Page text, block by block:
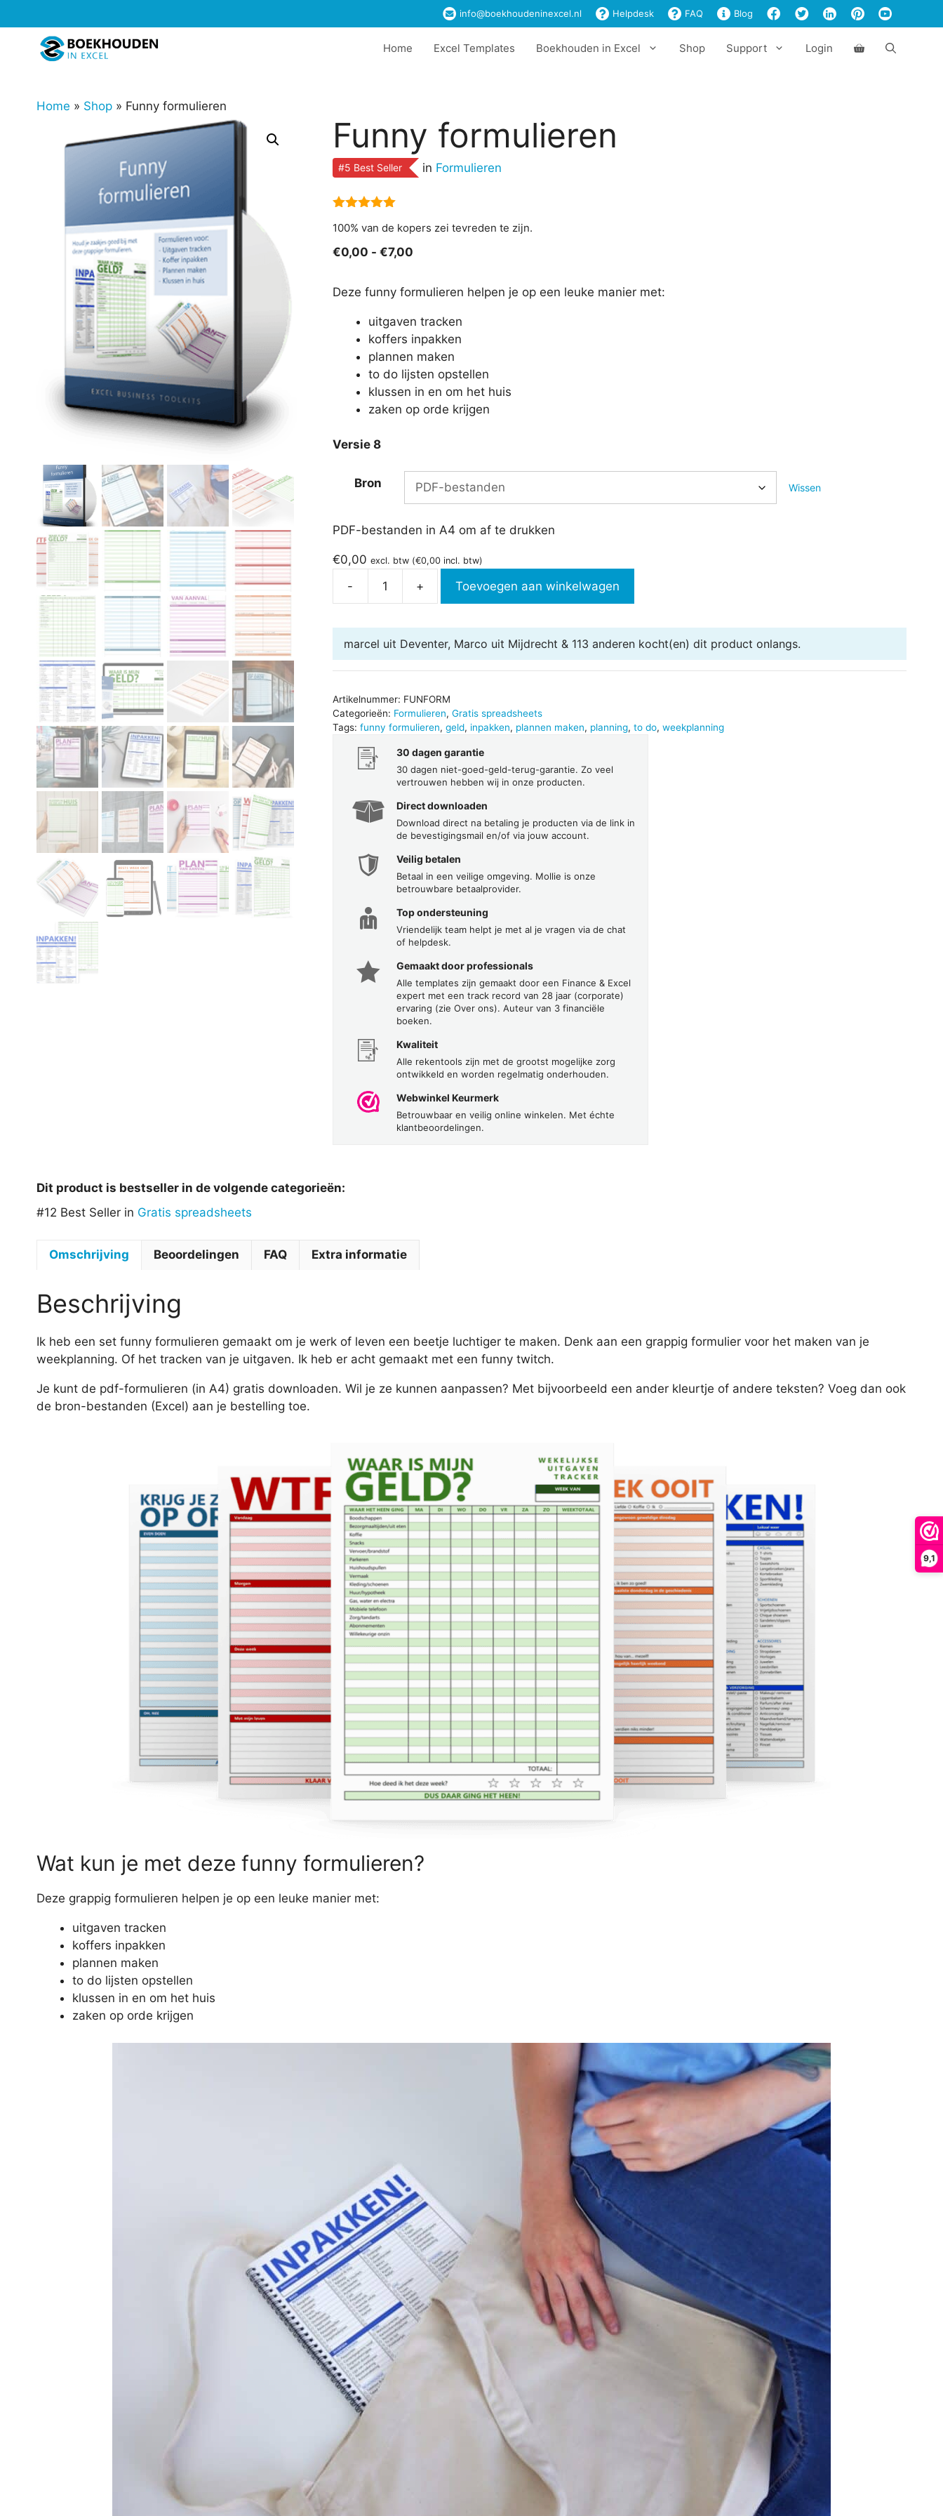
9,1
naar
info@boekhoudeninexcel.nl Helpdesk FAQ Blog
Home Excel Templates Boekhouden in Excel Shop Support Login
Home » Shop » Funny formulieren
Funny formulieren
#5 Best Seller in Formulieren
100% van de kopers zei tevreden te zijn.
€0,00 - €7,00Prijsklasse:
tot
Deze funny formulieren helpen je op een leuke manier met:
uitgaven tracken
koffers inpakken
plannen maken
to do lijsten opstellen
klussen in en om het huis
zaken op orde krijgen
Versie 8
Bron Wissen
PDF-bestanden in A4 om af te drukken
€0,00 excl. btw (€0,00incl. btw)
-
aantal
+ Toevoegen aan winkelwagen
marcel uit Deventer, Marco uit Mijdrecht & 113 anderenkocht(en) dit product onlangs.
Artikelnummer: FUNFORM
Categorieën: Formulieren, Gratis spreadsheets
Tags: funny formulieren, geld, inpakken, plannen maken, planning, to do, weekplanning
30 dagen garantie
30 dagen niet-goed-geld-terug-garantie. Zo veel
vertrouwen hebben wij in onze producten.
Direct downloaden
Download direct na betaling je producten via de link in
de bevestigingsmail en/of via jouw account.
Veilig betalen
Betaal in een veilige omgeving. Mollie is onze
betrouwbare betaalprovider.
Top ondersteuning
Vriendelijk team helpt je met al je vragen via de chat
of helpdesk.
Gemaakt door professionals
Alle templates zijn gemaakt door een Finance & Excel
expert met een track record van 28 jaar (corporate)
ervaring (zie Over ons). Auteur van 3 financiële
boeken.
Kwaliteit
Alle rekentools zijn met de grootst mogelijke zorg
ontwikkeld en worden regelmatig onderhouden.
Webwinkel Keurmerk
Betrouwbaar en veilig online winkelen. Met échte
klantbeoordelingen.
Dit product is bestseller in de volgende categorieën:
#12 Best Seller in Gratis spreadsheets
Omschrijving Beoordelingen FAQ Extra informatie
Beschrijving
Ik heb een set funny formulieren gemaakt om je werk of leven een beetje luchtiger te maken. Denk aan een grappig formulier voor het maken van je
weekplanning. Of het tracken van je uitgaven. Ik heb er acht gemaakt met een funny twitch.
Je kunt de pdf-formulieren (in A4) gratis downloaden. Wil je ze kunnen aanpassen? Met bijvoorbeeld een ander kleurtje of andere teksten? Voeg dan ook
de bron-bestanden (Excel) aan je bestelling toe.
Wat kun je met deze funny formulieren?
Deze grappig formulieren helpen je op een leuke manier met:
uitgaven tracken
koffers inpakken
plannen maken
to do lijsten opstellen
klussen in en om het huis
zaken op orde krijgen